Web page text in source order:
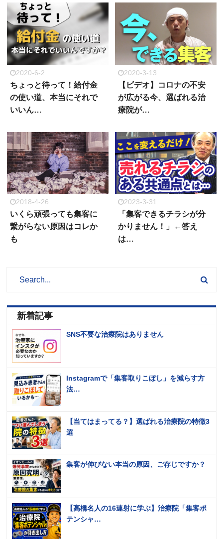
2020-6-2
ちょっと待って！給付金
の使い道、本当にそれで
いいん…
2020-3-13
【ビデオ】コロナの不安
が広がる今、選ばれる治
療院が…
2018-4-26
いくら頑張っても集客に
繋がらない原因はコレか
も
2023-3-31
「集客できるチラシが分
かりません！」←答え
は…
新着記事
SNS不要な治療院はありません
Instagramで「集客取りこぼし」を減らす方
法…
【当てはまってる？】選ばれる治療院の特徴3
選
集客が伸びない本当の原因、ご存じですか？
【高橋名人の16連射に学ぶ】治療院「集客ポ
テンシャ…